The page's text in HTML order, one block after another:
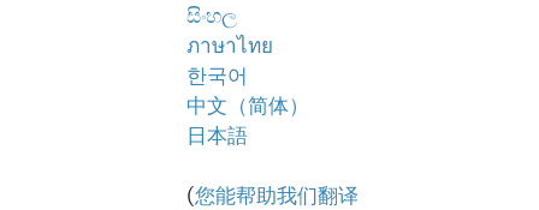
සිංහල
ภาษาไทย
한국어
中文（简体）
日本語
(您能帮助我们翻译